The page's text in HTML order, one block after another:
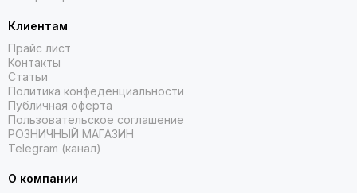
Клиентам
Прайс лист
Контакты
Статьи
Политика конфеденциальности
Публичная оферта
Пользовательское соглашение
РОЗНИЧНЫЙ МАГАЗИН
Telegram (канал)
О компании